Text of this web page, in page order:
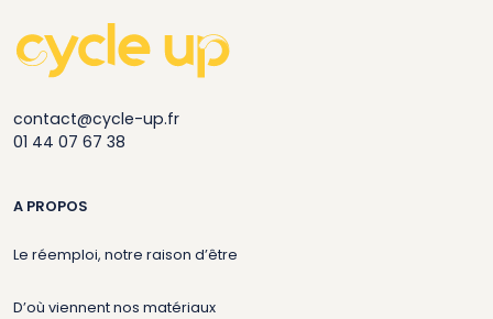
contact@cycle-up.fr
01 44 07 67 38
A PROPOS
Le réemploi, notre raison d’être
D’où viennent nos matériaux